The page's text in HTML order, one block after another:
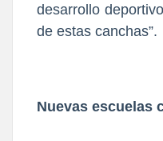
desarrollo
de estas canchas”.
Nuevas escuelas